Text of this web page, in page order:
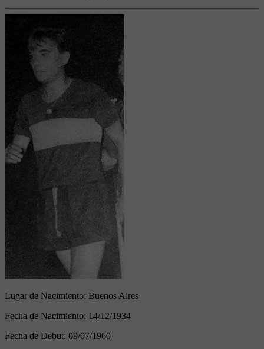
Lugar de Nacimiento: Buenos Aires
Fecha de Nacimiento: 14/12/1934
Fecha de Debut: 09/07/1960